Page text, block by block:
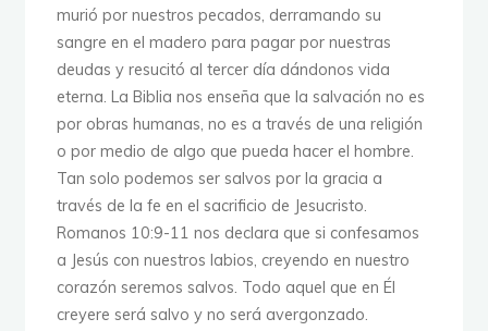
murió por nuestros pecados, derramando su
sangre en el madero para pagar por nuestras
deudas y resucitó al tercer día dándonos vida
eterna. La Biblia nos enseña que la salvación no es
por obras humanas, no es a través de una religión
o por medio de algo que pueda hacer el hombre.
Tan solo podemos ser salvos por la gracia a
través de la fe en el sacrificio de Jesucristo.
Romanos 10:9-11 nos declara que si confesamos
a Jesús con nuestros labios, creyendo en nuestro
corazón seremos salvos. Todo aquel que en Él
creyere será salvo y no será avergonzado.